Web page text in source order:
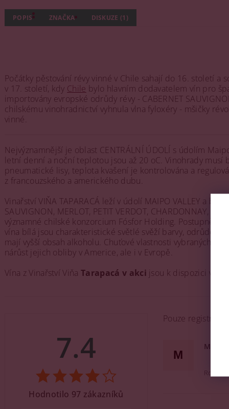
POPIS ZNAČKA DISKUZE (1)
Počátky pěstování révy vinné v Chile sahají do 16. století
v 17. století, kdy Chile bylo hlavním dodavatelem vín pro
importovány evropské odrůdy révy - CABERNET
chilskému vinohradnictví vyhnula vlna fyloxéry - mšičky
vinné.
Nejvýznamnější je oblast CENTRÁLNÍ ÚDOLÍ s údolím
letní denní a noční teplotou jsou až 20 oC. Vinohrady
pneumatické lisy, teplota kvašení je kontrolována a
z francouzského a amerického dubu.
Vinařství VIŇA TAPARACÁ leží v údolí MAIPO VALLEY a
SAUVIGNON, MERLOT, PETIT VERDOT, CHARDONNAY,
významné chilské konzorcium Fósfor Holding. Postupně
vína bílá jsou charakteristické světlé svěží barvy,
mají vyšší obsah alkoholu. Chuťové vlastnosti vybraných
nárůst jejich obliby v Americe, ale i v Evropě.
Vína z Vinařství ViňaTarapacá v akci jsou k dispozici v
Pouze
M
Majo
Rocnik
7.4
Hodnotilo 97 zákazníků